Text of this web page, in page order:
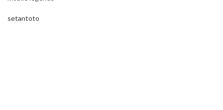
setantoto